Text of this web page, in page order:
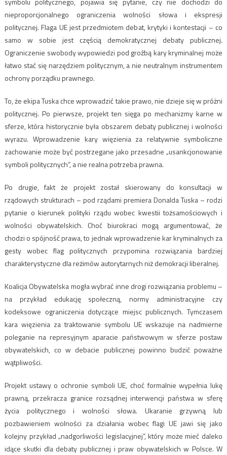
nieproporcjonalnego ograniczenia wolności słowa i ekspresji
politycznej. Flaga UE jest przedmiotem debat, krytyki i kontestacji – co
samo w sobie jest częścią demokratycznej debaty publicznej.
Ograniczenie swobody wypowiedzi pod groźbą kary kryminalnej może
łatwo stać się narzędziem politycznym, a nie neutralnym instrumentem
ochrony porządku prawnego.
To, że ekipa Tuska chce wprowadzić takie prawo, nie dzieje się w próżni
politycznej. Po pierwsze, projekt ten sięga po mechanizmy karne w
sferze, która historycznie była obszarem debaty publicznej i wolności
wyrazu. Wprowadzenie kary więzienia za relatywnie symboliczne
zachowanie może być postrzegane jako przesadne „usankcjonowanie
symboli politycznych”, a nie realna potrzeba prawna.
Po drugie, fakt że projekt został skierowany do konsultacji w
rządowych strukturach – pod rządami premiera Donalda Tuska – rodzi
pytanie o kierunek polityki rządu wobec kwestii tożsamościowych i
wolności obywatelskich. Choć biurokraci mogą argumentować, że
chodzi o spójność prawa, to jednak wprowadzenie kar kryminalnych za
gesty wobec flag politycznych przypomina rozwiązania bardziej
charakterystyczne dla reżimów autorytarnych niż demokracji liberalnej.
Koalicja Obywatelska mogła wybrać inne drogi rozwiązania problemu –
na przykład edukację społeczną, normy administracyjne czy
kodeksowe ograniczenia dotyczące miejsc publicznych. Tymczasem
kara więzienia za traktowanie symbolu UE wskazuje na nadmierne
poleganie na represyjnym aparacie państwowym w sferze postaw
obywatelskich, co w debacie publicznej powinno budzić poważne
wątpliwości.
Projekt ustawy o ochronie symboli UE, choć formalnie wypełnia lukę
prawną, przekracza granice rozsądnej interwencji państwa w sferę
życia politycznego i wolności słowa. Ukaranie grzywną lub
pozbawieniem wolności za działania wobec flagi UE jawi się jako
kolejny przykład „nadgorliwości legislacyjnej”, który może mieć daleko
idące skutki dla debaty publicznej i praw obywatelskich w Polsce. W